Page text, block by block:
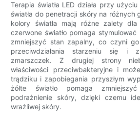
Terapia światła LED działa przy
światła do penetracji skóry na różnych
kolory światła mają różne zalety
czerwone światło pomaga
zmniejszyć stan zapalny, co czyni
przeciwdziałania starzeniu się i
zmarszczek. Z drugiej strony
właściwości przeciwbakteryjne i
trądziku i zapobiegania przyszłym
żółte światło pomaga
podrażnienie skóry, dzięki czemu
wrażliwej skóry.